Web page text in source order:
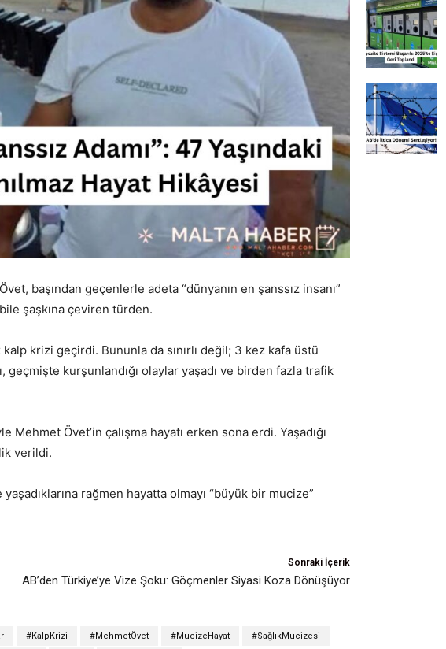
başından geçenlerle adeta “dünyanın en şanssız insanı”
şaşkına çeviren türden.
krizi geçirdi. Bununla da sınırlı değil; 3 kez kafa üstü
geçmişte kurşunlandığı olaylar yaşadı ve birden fazla trafik
Mehmet Övet’in çalışma hayatı erken sona erdi. Yaşadığı
verildi.
rağmen hayatta olmayı “büyük bir mucize”
Sonraki İçerik
AB’den Türkiye’ye Vize Şoku: Göçmenler Siyasi Koza Dönüşüyor
#KalpKrizi #MehmetÖvet #MucizeHayat #SağlıkMucizesi